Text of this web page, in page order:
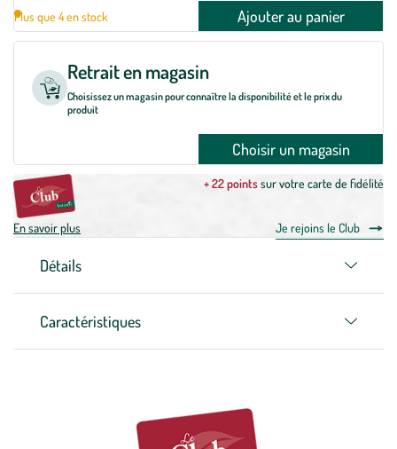
Plus que 4 en stock Ajouter au panier
Retrait en magasin
Choisissez un magasin pour connaître la disponibilité et le prix du
produit
Choisir un magasin
+ 22 pointssur votre carte de fidélité
En savoir plus Je rejoins le Club
Détails
Caractéristiques